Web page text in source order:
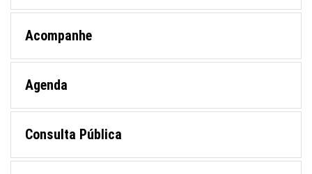
Acompanhe
Agenda
Consulta Pública